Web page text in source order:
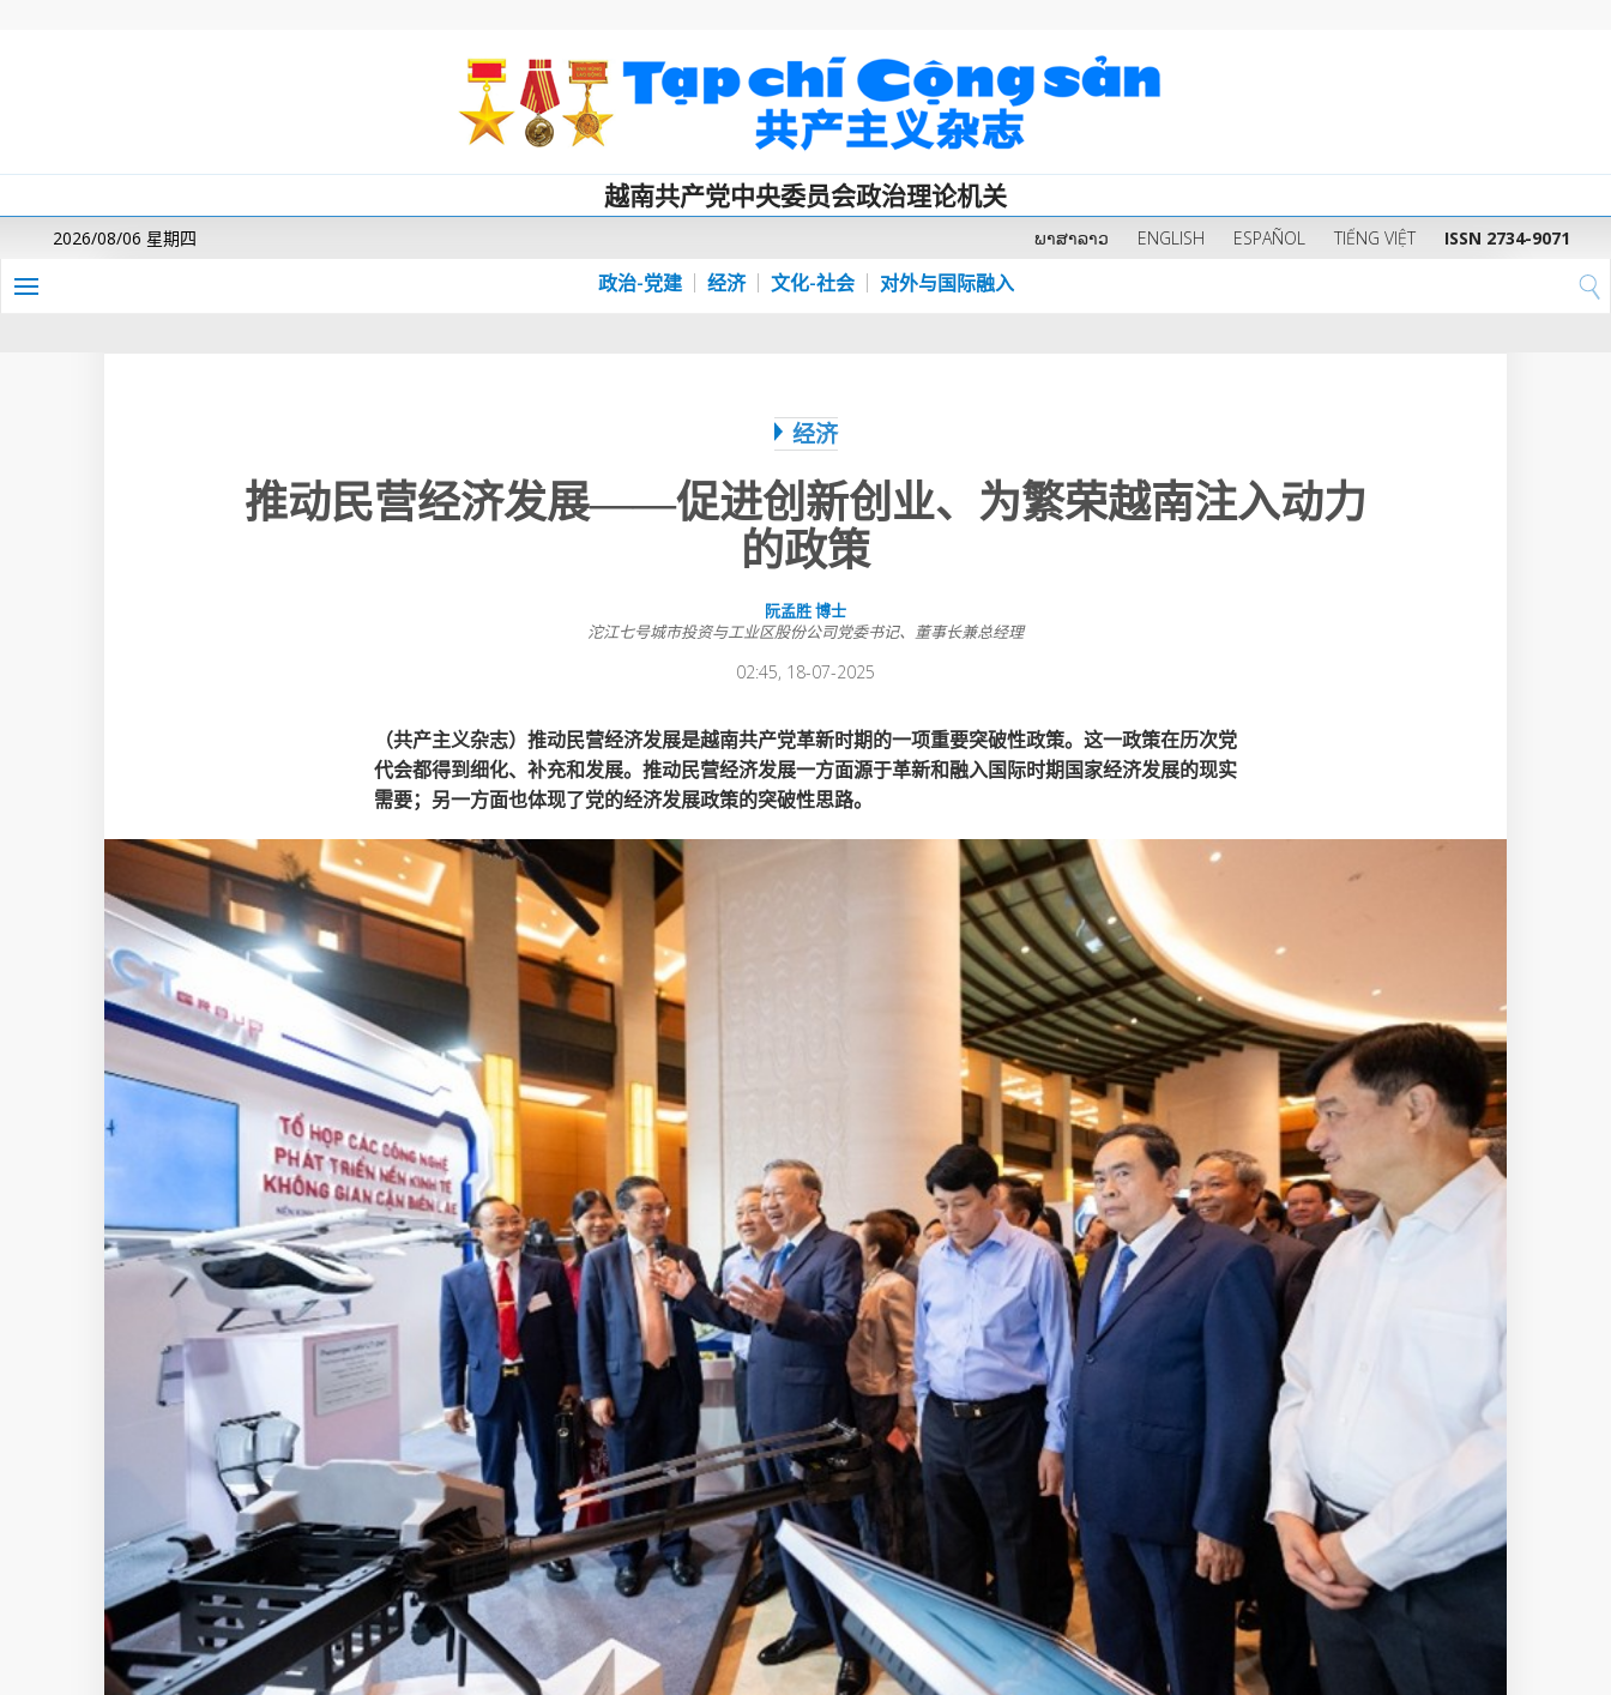
越南共产党中央委员会政治理论机关
2026/08/06 星期四 ພາສາລາວ ENGLISH ESPAÑOL TIẾNG VIỆT ISSN 2734-9071
政治-党建 经济 文化-社会 对外与国际融入
经济
推动民营经济发展——促进创新创业、为繁荣越南注入动力
的政策
阮孟胜 博士
沱江七号城市投资与工业区股份公司党委书记、董事长兼总经理
02:45, 18-07-2025
（共产主义杂志）推动民营经济发展是越南共产党革新时期的一项重要突破性政策。这一政策在历次党
代会都得到细化、补充和发展。推动民营经济发展一方面源于革新和融入国际时期国家经济发展的现实
需要；另一方面也体现了党的经济发展政策的突破性思路。